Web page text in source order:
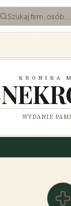
KRONIKA
WYDANIE